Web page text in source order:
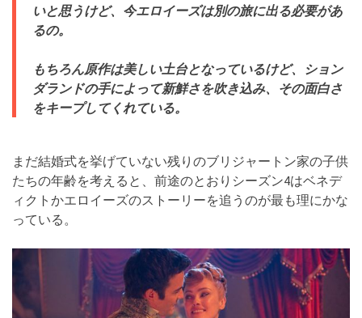
いと思うけど、今エロイーズは別の旅に出る必要があ
るの。
もちろん原作は美しい土台となっているけど、ション
ダランドの手によって新鮮さを吹き込み、その面白さ
をキープしてくれている。
まだ結婚式を挙げていない残りのブリジャートン家の子供
たちの年齢を考えると、前途のとおりシーズン4はベネデ
ィクトかエロイーズのストーリーを追うのが最も理にかな
っている。